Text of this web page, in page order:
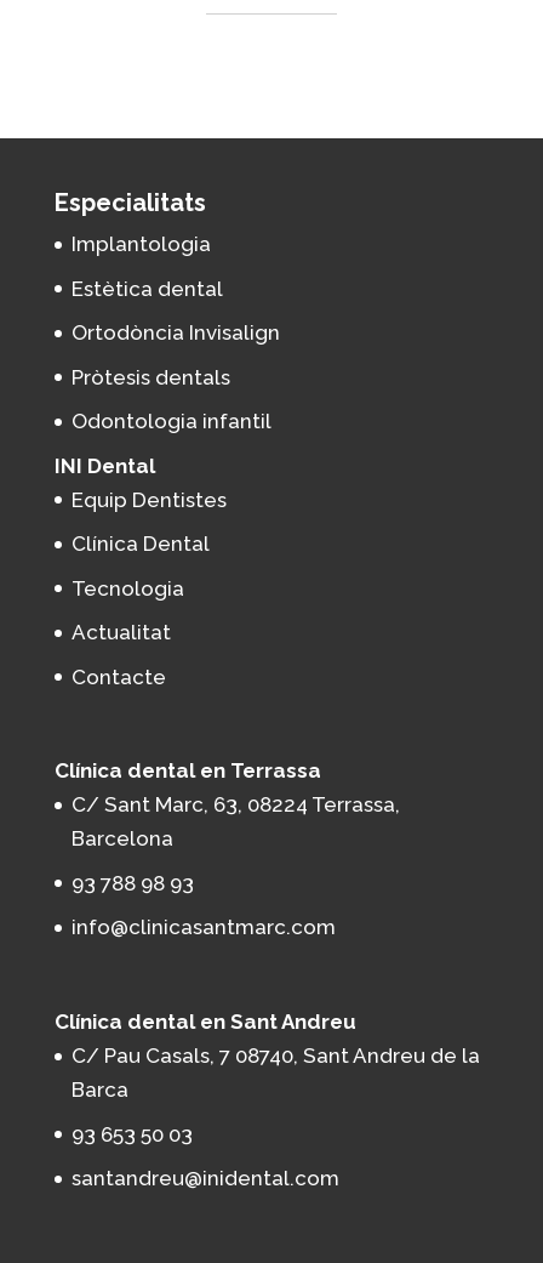
Especialitats
Implantologia
Estètica dental
Ortodòncia Invisalign
Pròtesis dentals
Odontologia infantil
INI Dental
Equip Dentistes
Clínica Dental
Tecnologia
Actualitat
Contacte
Clínica dental en Terrassa
C/ Sant Marc, 63, 08224 Terrassa,
Barcelona
93 788 98 93
info@clinicasantmarc.com
Clínica dental en Sant Andreu
C/ Pau Casals, 7 08740, Sant Andreu de la
Barca
93 653 50 03
santandreu@inidental.com